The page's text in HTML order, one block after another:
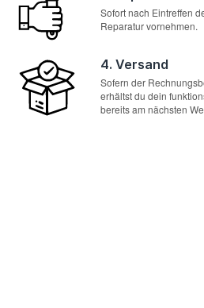
Sofort nach Eintreffen
Reparatur vornehmen.
4. Versand
Sofern der
erhältst du dein
bereits am nächsten